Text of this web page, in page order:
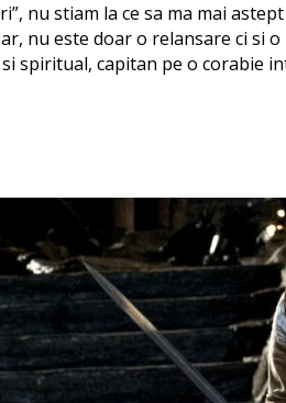
nu stiam la ce sa ma mai
nu este doar o relansare ci si
spiritual, capitan pe o corabie